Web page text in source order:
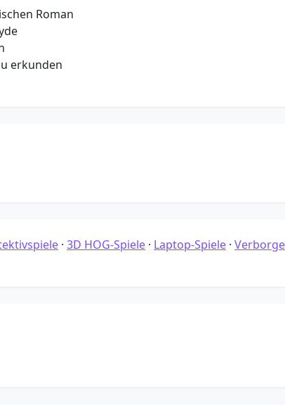
Roman
erkunden
· 3D HOG-Spiele · Laptop-Spiele ·